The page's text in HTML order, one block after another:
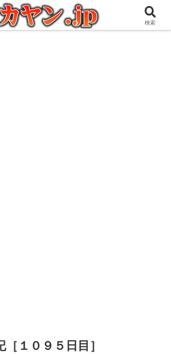
ト好きな管理人の愉快な日々を綴るブログ
１０９５日目］
検索